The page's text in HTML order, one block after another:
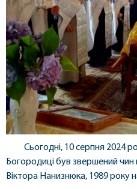
Сьогодні, 10 серпня 2024
Богородиці був звершений чин
Віктора Нанизнюка, 1989 року